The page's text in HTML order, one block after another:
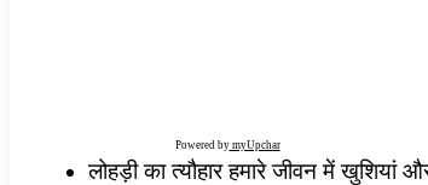
Powered bymyUpchar
लोहड़ी का त्यौहार हमारे जीवन में खुशियां